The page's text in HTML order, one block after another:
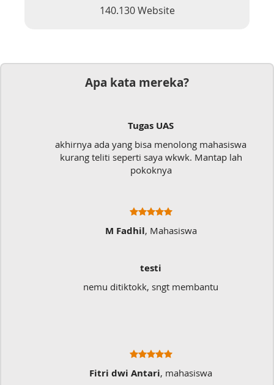
140.130 Website
Apa kata mereka?
Tugas UAS
akhirnya ada yang bisa menolong mahasiswa
kurang teliti seperti saya wkwk. Mantap lah
pokoknya
M Fadhil, Mahasiswa
testi
nemu ditiktokk, sngt membantu
Fitri dwi Antari, mahasiswa